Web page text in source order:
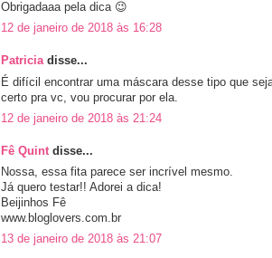
Obrigadaaa pela dica 😉
12 de janeiro de 2018 às 16:28
Patricia disse...
É difícil encontrar uma máscara desse tipo que
certo pra vc, vou procurar por ela.
12 de janeiro de 2018 às 21:24
Fê Quint disse...
Nossa, essa fita parece ser incrível mesmo.
Já quero testar!! Adorei a dica!
Beijinhos Fê
www.bloglovers.com.br
13 de janeiro de 2018 às 21:07